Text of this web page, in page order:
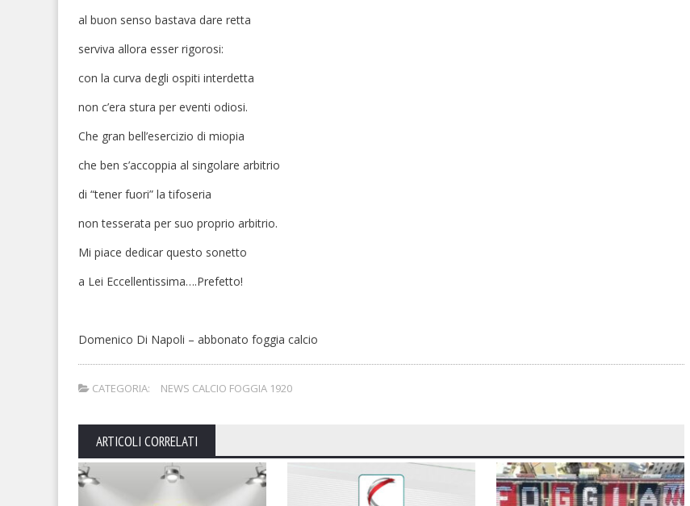
al buon senso bastava dare retta
serviva allora esser rigorosi:
con la curva degli ospiti interdetta
non c’era stura per eventi odiosi.
Che gran bell’esercizio di miopia
che ben s’accoppia al singolare arbitrio
di “tener fuori” la tifoseria
non tesserata per suo proprio arbitrio.
Mi piace dedicar questo sonetto
a Lei Eccellentissima….Prefetto!
Domenico Di Napoli – abbonato foggia calcio
CATEGORIA: NEWS CALCIO FOGGIA 1920
ARTICOLI CORRELATI